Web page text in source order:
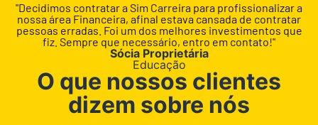
"Decidimos contratar a Sim Carreira para profissionalizar a
nossa área Financeira, afinal estava cansada de contratar
pessoas erradas. Foi um dos melhores investimentos que
fiz. Sempre que necessário, entro em contato!"
Sócia Proprietária
Educação
O que nossos clientes
dizem sobre nós